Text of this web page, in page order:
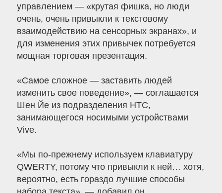
управлением — «крутая фишка, но люди
очень, очень привыкли к текстовому
взаимодействию на сенсорных экранах», и
для изменения этих привычек потребуется
мощная торговая презентация.
«Самое сложное — заставить людей
изменить свое поведение», — соглашается
Шен Йе из подразделения HTC,
занимающегося носимыми устройствами
Vive.
«Мы по-прежнему используем клавиатуру
QWERTY, потому что привыкли к ней… хотя,
вероятно, есть гораздо лучшие способы